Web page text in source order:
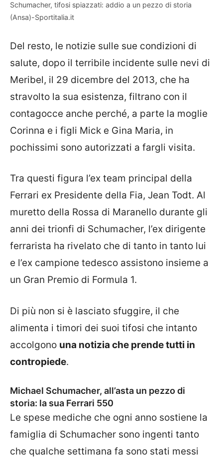
Schumacher, tifosi spiazzati: addio a un pezzo di storia
(Ansa)-Sportitalia.it
Del resto, le notizie sulle sue condizioni di
salute, dopo il terribile incidente sulle nevi di
Meribel, il 29 dicembre del 2013, che ha
stravolto la sua esistenza, filtrano con il
contagocce anche perché, a parte la moglie
Corinna e i figli Mick e Gina Maria, in
pochissimi sono autorizzati a fargli visita.
Tra questi figura l’ex team principal della
Ferrari ex Presidente della Fia, Jean Todt. Al
muretto della Rossa di Maranello durante gli
anni dei trionfi di Schumacher, l’ex dirigente
ferrarista ha rivelato che di tanto in tanto lui
e l’ex campione tedesco assistono insieme a
un Gran Premio di Formula 1.
Di più non si è lasciato sfuggire, il che
alimenta i timori dei suoi tifosi che intanto
accolgono una notizia che prende tutti in
contropiede.
Michael Schumacher, all’asta un pezzo di
storia: la sua Ferrari 550
Le spese mediche che ogni anno sostiene la
famiglia di Schumacher sono ingenti tanto
che qualche settimana fa sono stati messi